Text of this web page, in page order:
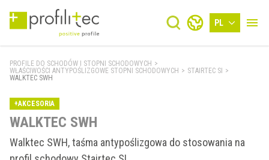
PL
PROFILE DO SCHODÓW I STOPNI SCHODOWYCH >
WŁAŚCIWOŚCI ANTYPOŚLIZGOWE STOPNI SCHODOWYCH > STAIRTEC SI >
WALKTEC SWH
+AKCESORIA
WALKTEC SWH
Walktec SWH, taśma antypoślizgowa do stosowania na